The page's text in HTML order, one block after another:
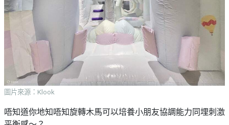
圖片來源：Klook
唔知道你地知唔知旋轉木馬可以培養小朋友協調能力同埋刺激